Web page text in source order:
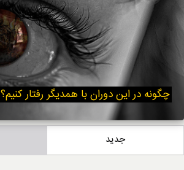
چگونه در این دوران با همدیگر رفتار کنیم؟
جدید